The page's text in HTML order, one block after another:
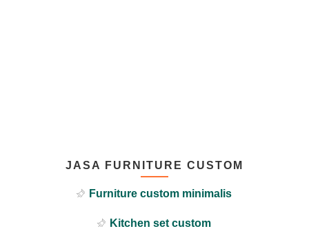
JASA FURNITURE CUSTOM
Furniture custom minimalis
Kitchen set custom